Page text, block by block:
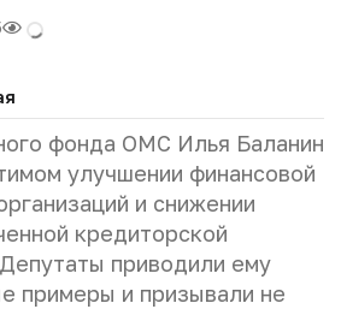
фонда ОМС Илья Баланин
улучшении финансовой
и снижении
кредиторской
приводили ему
примеры и призывали не